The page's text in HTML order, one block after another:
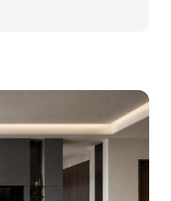
分滿足商業空間之機